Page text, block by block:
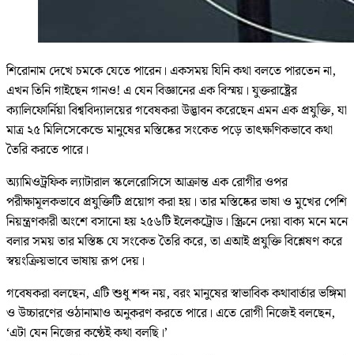
শিরোনাম দেখে চমকে যেতে পারেন। একসময় যিনি কথা বলতে পারতেন না,
এখন তিনি গাইছেন গানও! এ যেন বিজ্ঞানের এক বিস্ময়। যুক্তরাষ্ট্রের
ক্যালিফোর্নিয়া বিশ্ববিদ্যালয়ের গবেষকরা উদ্ভাবন করেছেন এমন এক প্রযুক্তি, যা
মাত্র ২৫ মিলিসেকেন্ডে মানুষের মস্তিষ্কের সংকেত পড়ে তাৎক্ষণিকভাবে কথা
তৈরি করতে পারে।
অ্যামিওট্রফিক ল্যাটারাল স্কলেরোসিসে আক্রান্ত এক রোগীর ওপর
পরীক্ষামূলকভাবে প্রযুক্তিটি প্রয়োগ করা হয়। তার মস্তিষ্কের ভাষা ও মুখের পেশি
নিয়ন্ত্রণকারী অংশে বসানো হয় ২৫৬টি ইলেকট্রোড। স্ক্রিনে দেয়া বাক্য মনে মনে
বলার সময় তার মস্তিষ্ক যে সংকেত তৈরি করে, তা এআই প্রযুক্তি বিশ্লেষণ করে
স্বয়ংক্রিয়ভাবে ভাষায় রূপ দেয়।
গবেষকরা বলছেন, এটি শুধু শব্দ নয়, বরং মানুষের স্বাভাবিক কথাবার্তার ভঙ্গিমা
ও উচ্চারণের ওঠানামাও অনুকরণ করতে পারে। এতে রোগী নিজেই বলছেন,
‘এটা যেন নিজের কণ্ঠেই কথা বলছি।’